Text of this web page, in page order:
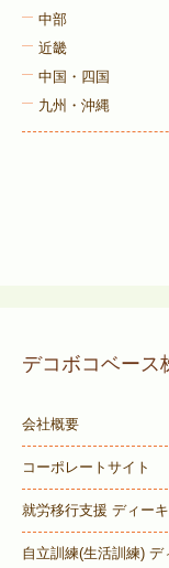
中部
近畿
中国・四国
九州・沖縄
デコボコベース
会社概要
コーポレートサイト
就労移行支援 ディー
自立訓練(生活訓練) デ